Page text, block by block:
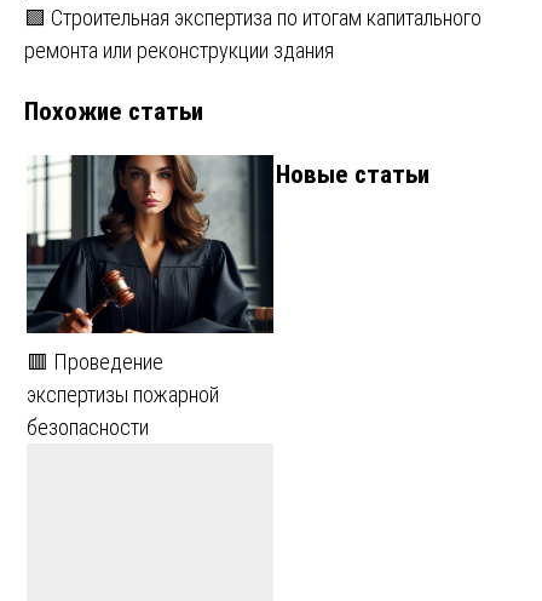
записям
🟩 Строительная экспертиза по итогам капитального
ремонта или реконструкции здания
Похожие статьи
🟥 Проведение
экспертизы пожарной
безопасности
Новые статьи